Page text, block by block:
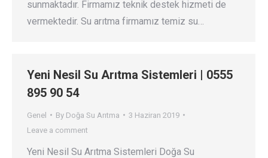
sunmaktadır. Firmamız teknik destek hizmeti de
vermektedir. Su arıtma firmamız temiz su…
Yeni Nesil Su Arıtma Sistemleri | 0555
895 90 54
Genel By Doğa Su Arıtma
3 Haziran 2019
Leave a comment
Yeni Nesil Su Arıtma Sistemleri Doğa Su